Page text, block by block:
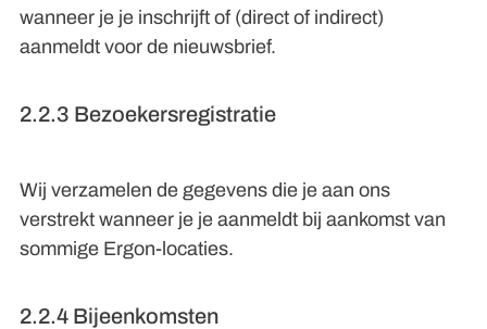
wanneer je je inschrijft of (direct of indirect)
aanmeldt voor de nieuwsbrief.
2.2.3 Bezoekersregistratie
Wij verzamelen de gegevens die je aan ons
verstrekt wanneer je je aanmeldt bij aankomst van
sommige Ergon-locaties.
2.2.4 Bijeenkomsten